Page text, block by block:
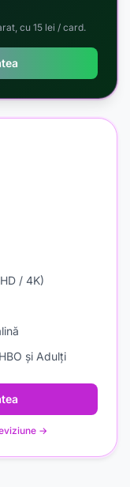
/ 4K)
și Adulți
→
cu 15 lei / card.